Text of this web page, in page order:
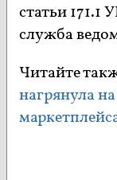
статьи 171.1
служба
Читайте
нагрянула